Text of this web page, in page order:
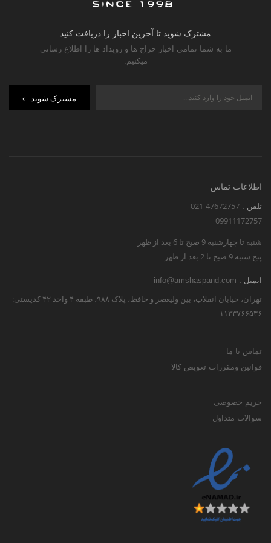
مشترک شوید تا آخرین اخبار را دریافت کنید
ما به شما تمامی اخبار حراج ها و رویداد ها را اطلاع رسانی
میکنیم.
مشترک شوید
اطلاعات تماس
تلفن : 021-47672757
09911172757
شنبه تا چهارشنبه 9 صبح تا 6 بعد از ظهر
پنج شنبه 9 صبح تا 2 بعد از ظهر
ایمیل : info@amshaspand.com
تهران، خیابان انقلاب، بین ولیعصر و حافظ، پلاک ۹۸۸، طبقه ۴ واحد ۴۲ کدپستی:
۱۱۳۳۷۶۶۵۳۶
تماس با ما
قوانین ومقررات تعویض کالا
حریم خصوصی
سوالات متداول